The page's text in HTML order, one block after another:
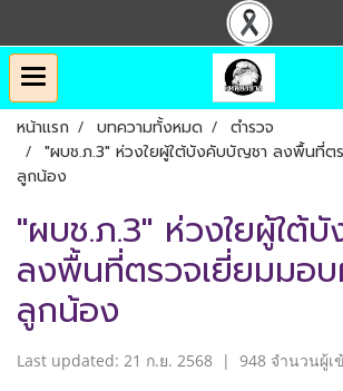
หน้าแรก บทความทั้งหมด
ตำรวจ
"ผบช.ภ.3" ห่วงใยผู้ใต้บังคับบัญชา ลงพื้นที่ต
ลูกน้อง
"ผบช.ภ.3" ห่วงใยผู้ใต้
ลงพื้นที่ตรวจเยี่ยมมอบ
ลูกน้อง
Last updated: 21 ก.ย. 2568 | 948 จำนวนผู้เ